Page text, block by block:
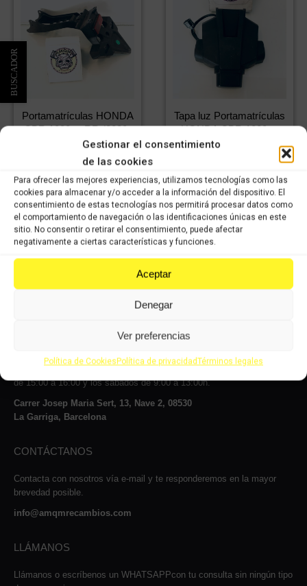
Gestionar el consentimiento
de las cookies
Para ofrecer las mejores experiencias, utilizamos tecnologías como las
cookies para almacenar y/o acceder a la información del dispositivo. El
consentimiento de estas tecnologías nos permitirá procesar datos como
el comportamiento de navegación o las identificaciones únicas en este
sitio. No consentir o retirar el consentimiento, puede afectar
negativamente a ciertas características y funciones.
Aceptar
Denegar
Ver preferencias
Política de CookiesPolítica de privacidadTérminos legales
Portamatrículas HONDA
CBR 1000cc RR (2020-
2022)
€ IVA
incluido
42,00
incluido
Comprar
Tapa luz Portamatrículas
HONDA CBR 1000cc
RR (2020-2022)
€
IVA incluido
Comprar
Le atenderemos con mucho gusto dentro de nuestro horario: de lunes
a jueves, de 8 a 14:00h y de 15 a 17:00h, viernes de 8:00 a 14:00 y
de 15:00 a 16:00 y los sábados de 9:00 a 13:00h.
Carrer Josep Maria Sert, 13, Nave 2, 08530
La Garriga, Barcelona
CONTÁCTANOS
Contacta con nosotros vía e-mail y te responderemos en la mayor
brevedad posible.
info@amqmrecambios.com
LLÁMANOS
Llámanos o escríbenos un WHATSAPPcon tu consulta sin ningún tipo